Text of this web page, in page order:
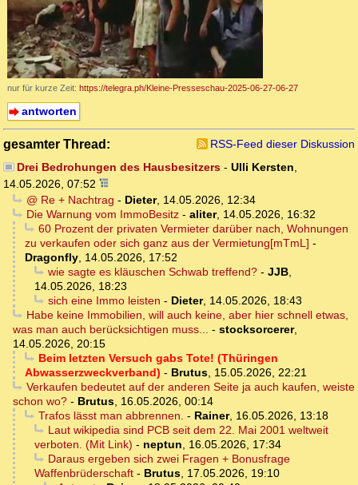
nur für kurze Zeit: https://telegra.ph/Kleine-Presseschau-2025-06-27-06-27
antworten
gesamter Thread:
RSS-Feed dieser Diskussion
Drei Bedrohungen des Hausbesitzers- Ulli Kersten,
14.05.2026, 07:52
@ Re + Nachtrag - Dieter, 14.05.2026, 12:34
Die Warnung vom ImmoBesitz- aliter, 14.05.2026, 16:32
60 Prozent der privaten Vermieter darüber nach, Wohnungen
zu verkaufen oder sich ganz aus der Vermietung[mTmL] -
Dragonfly, 14.05.2026, 17:52
wie sagte es kläuschen Schwab treffend?- JJB,
14.05.2026, 18:23
sich eine Immo leisten - Dieter, 14.05.2026, 18:43
Habe keine Immobilien, will auch keine, aber hier schnell etwas,
was man auch berücksichtigen muss... - stocksorcerer,
14.05.2026, 20:15
Beim letzten Versuch gabs Tote! (Thüringen
Abwasserzweckverband) - Brutus, 15.05.2026, 22:21
Verkaufen bedeutet auf der anderen Seite ja auch kaufen, weiste
schon wo? - Brutus, 16.05.2026, 00:14
Trafos lässt man abbrennen. - Rainer, 16.05.2026, 13:18
Laut wikipedia sind PCB seit dem 22. Mai 2001 weltweit
verboten. (Mit Link) - neptun, 16.05.2026, 17:34
Daraus ergeben sich zwei Fragen + Bonusfrage
Waffenbrüderschaft - Brutus, 17.05.2026, 19:10